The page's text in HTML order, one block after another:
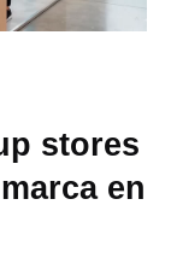
stores
en